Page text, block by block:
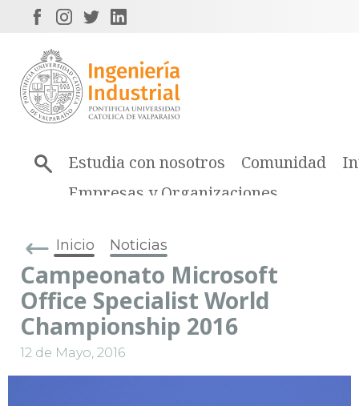
Estudia con nosotros Comunidad
Empresas y Organizaciones
Inicio Noticias
Campeonato Microsoft
Office Specialist World
Championship 2016
12 de Mayo, 2016